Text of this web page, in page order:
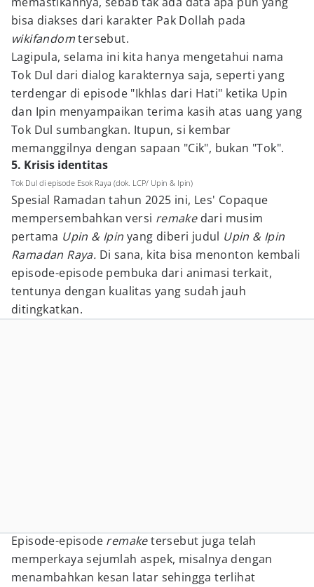
bisa diakses dari karakter Pak Dollah pada
wikifandomtersebut.
Lagipula, selama ini kita hanya mengetahui nama
Tok Dul dari dialog karakternya saja, seperti yang
terdengar di episode "Ikhlas dari Hati" ketika Upin
dan Ipin menyampaikan terima kasih atas uang yang
Tok Dul sumbangkan. Itupun, si kembar
memanggilnya dengan sapaan "Cik", bukan "Tok".
5. Krisis identitas
Tok Dul di episode Esok Raya (dok. LCP/ Upin & Ipin)
Spesial Ramadan tahun 2025 ini, Les' Copaque
mempersembahkan versi remake dari musim
pertama Upin & Ipinyang diberi judul Upin & Ipin
Ramadan Raya. Di sana, kita bisa menonton kembali
episode-episode pembuka dari animasi terkait,
tentunya dengan kualitas yang sudah jauh
ditingkatkan.
Episode-episode remaketersebut juga telah
memperkaya sejumlah aspek, misalnya dengan
menambahkan kesan latar sehingga terlihat